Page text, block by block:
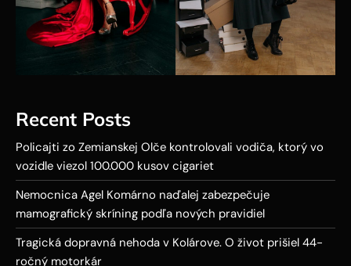
Recent Posts
Policajti zo Zemianskej Olče kontrolovali vodiča, ktorý vo
vozidle viezol 100.000 kusov cigariet
Nemocnica Agel Komárno naďalej zabezpečuje
mamografický skríning podľa nových pravidiel
Tragická dopravná nehoda v Kolárove. O život prišiel 44-
ročný motorkár